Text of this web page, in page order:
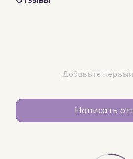
Добавьте
Написать